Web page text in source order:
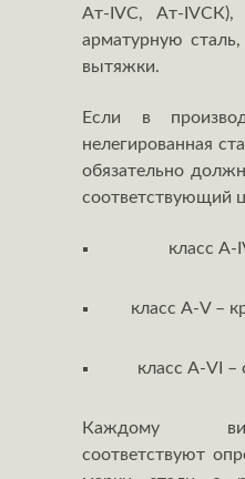
Aт-IVС, Aт-IVСК),
арматурную
вытяжки.
Если в
нелегированная
обязательно
соответствующий
класс A-
класс A-V –
класс A-VI
Каждому
соответствуют